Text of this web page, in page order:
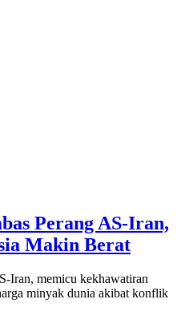
Perang AS-Iran,
Makin Berat
Iran, memicu kekhawatiran
minyak dunia akibat konflik